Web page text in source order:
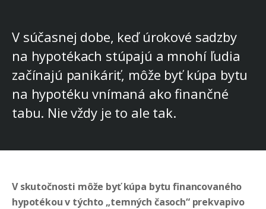
V súčasnej dobe, keď úrokové sadzby
na hypotékach stúpajú a mnohí ľudia
začínajú panikáriť, môže byť kúpa bytu
na hypotéku vnímaná ako finančné
tabu. Nie vždy je to ale tak.
V skutočnosti môže byť kúpa bytu financovaného
hypotékou v týchto „temných časoch“ prekvapivo